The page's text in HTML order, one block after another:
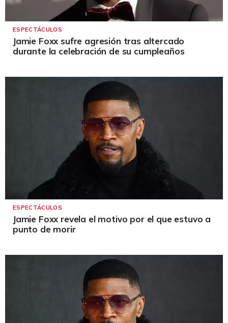
ESPECTÁCULOS
Jamie Foxx sufre agresión tras altercado
durante la celebración de su cumpleaños
ESPECTÁCULOS
Jamie Foxx revela el motivo por el que estuvo a
punto de morir